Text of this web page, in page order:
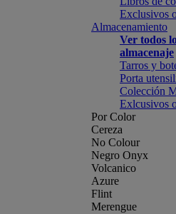
Exclusivos
Almacenamiento
Ver todos
almacenaje
Tarros y
Porta
Colección
Exlcusivos
Por Color
Cereza
No Colour
Negro Onyx
Volcanico
Azure
Flint
Merengue